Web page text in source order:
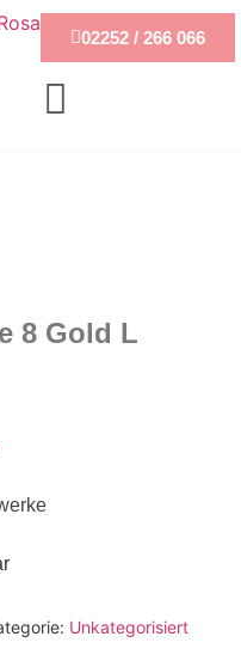
02252 / 266 066
8 Gold L
Unkategorisiert